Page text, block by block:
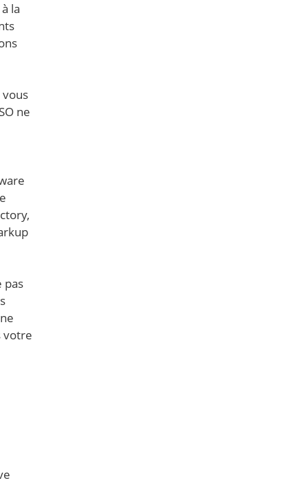
la
vous
ne
pas
votre